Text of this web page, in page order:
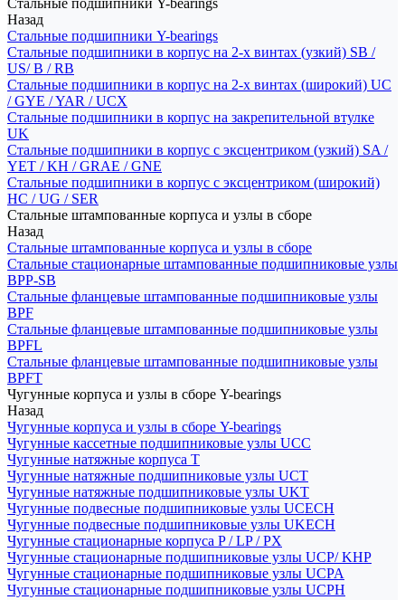
Стальные подшипники Y-bearings
Назад
Стальные подшипники Y-bearings
Стальные подшипники в корпус на 2-х винтах (узкий) SB /
US/ B / RB
Стальные подшипники в корпус на 2-х винтах (широкий) UC
/ GYE / YAR / UCX
Стальные подшипники в корпус на закрепительной втулке
UK
Стальные подшипники в корпус с эксцентриком (узкий) SA /
YET / KH / GRAE / GNE
Стальные подшипники в корпус с эксцентриком (широкий)
HC / UG / SER
Стальные штампованные корпуса и узлы в сборе
Назад
Стальные штампованные корпуса и узлы в сборе
Стальные стационарные штампованные подшипниковые узлы
BPP-SB
Стальные фланцевые штампованные подшипниковые узлы
BPF
Стальные фланцевые штампованные подшипниковые узлы
BPFL
Стальные фланцевые штампованные подшипниковые узлы
BPFT
Чугунные корпуса и узлы в сборе Y-bearings
Назад
Чугунные корпуса и узлы в сборе Y-bearings
Чугунные кассетные подшипниковые узлы UCC
Чугунные натяжные корпуса T
Чугунные натяжные подшипниковые узлы UCT
Чугунные натяжные подшипниковые узлы UKT
Чугунные подвесные подшипниковые узлы UCECH
Чугунные подвесные подшипниковые узлы UKECH
Чугунные стационарные корпуса P / LP / PX
Чугунные стационарные подшипниковые узлы UCP/ KHP
Чугунные стационарные подшипниковые узлы UCPA
Чугунные стационарные подшипниковые узлы UCPH